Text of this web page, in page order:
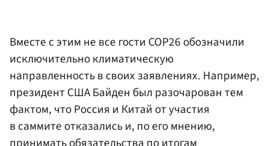
Вместе с этим не все гости COP26 обозначили
исключительно климатическую
направленность в своих заявлениях. Например,
президент США Байден был разочарован тем
фактом, что Россия и Китай от участия
в саммите отказались и, по его мнению,